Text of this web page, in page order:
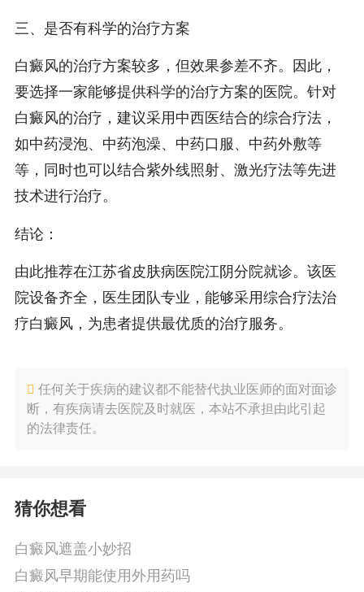
三、是否有科学的治疗方案
白癜风的治疗方案较多，但效果参差不齐。因此，
要选择一家能够提供科学的治疗方案的医院。针对
白癜风的治疗，建议采用中西医结合的综合疗法，
如中药浸泡、中药泡澡、中药口服、中药外敷等
等，同时也可以结合紫外线照射、激光疗法等先进
技术进行治疗。
结论：
由此推荐在江苏省皮肤病医院江阴分院就诊。该医
院设备齐全，医生团队专业，能够采用综合疗法治
疗白癜风，为患者提供最优质的治疗服务。
任何关于疾病的建议都不能替代执业医师的面对面诊
断，有疾病请去医院及时就医，本站不承担由此引起
的法律责任。
猜你想看
白癜风遮盖小妙招
白癜风早期能使用外用药吗